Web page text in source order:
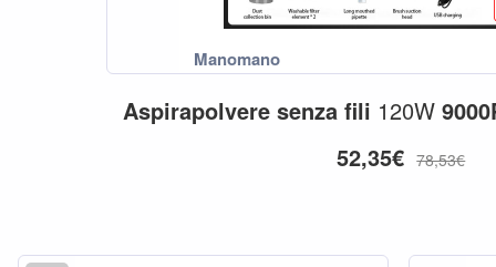
Aspirapolvere senza fili 120W
52,35€ 78,53€